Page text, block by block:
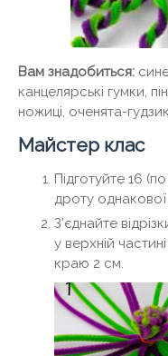
Вам знадобиться:
канцелярські гумки,
ножиці, оченята-
Майстер клас
Підготуйте 16
дроту
З'єднайте
у верхній
краю 2 см.